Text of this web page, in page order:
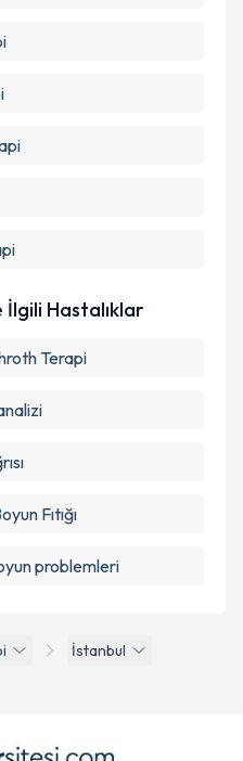
İstanbul
Hastalıklar
Terapi
Fıtığı
problemleri